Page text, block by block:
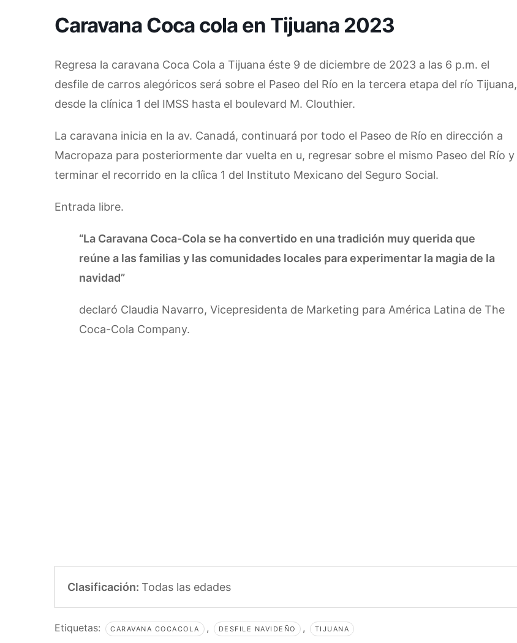
Caravana Coca cola en Tijuana 2023
Regresa la caravana Coca Cola a Tijuana éste 9 de diciembre de 2023 a las 6 p.m. el
desfile de carros alegóricos será sobre el Paseo del Río en la tercera etapa del río Tijuana,
desde la clínica 1 del IMSS hasta el boulevard M. Clouthier.
La caravana inicia en la av. Canadá, continuará por todo el Paseo de Río en dirección a
Macropaza para posteriormente dar vuelta en u, regresar sobre el mismo Paseo del Río y
terminar el recorrido en la clíica 1 del Instituto Mexicano del Seguro Social.
Entrada libre.
“La Caravana Coca-Cola se ha convertido en una tradición muy querida que
reúne a las familias y las comunidades locales para experimentar la magia de la
navidad”
declaró Claudia Navarro, Vicepresidenta de Marketing para América Latina de The
Coca-Cola Company.
Clasificación: Todas las edades
Etiquetas: CARAVANA COCACOLA , DESFILE NAVIDEÑO , TIJUANA